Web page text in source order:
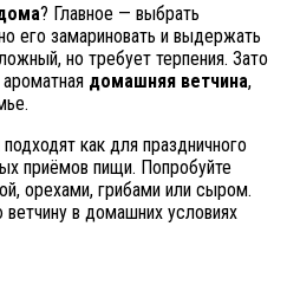
? Главное — выбрать
его замариновать и выдержать
но требует терпения. Зато
домашняя ветчина,
как для праздничного
приёмов пищи. Попробуйте
орехами, грибами или сыром.
в домашних условиях